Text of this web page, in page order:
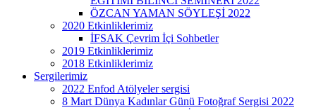
ÖZCAN YAMAN SÖYLEŞİ 2022
2020 Etkinliklerimiz
İFSAK Çevrim İçi Sohbetler
2019 Etkinliklerimiz
2018 Etkinliklerimiz
Sergilerimiz
2022 Enfod Atölyeler sergisi
8 Mart Dünya Kadınlar Günü Fotoğraf Sergisi 2022